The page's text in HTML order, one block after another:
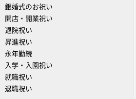
銀婚式のお祝い
開店・開業祝い
退院祝い
昇進祝い
永年勤続
入学・入園祝い
就職祝い
退職祝い